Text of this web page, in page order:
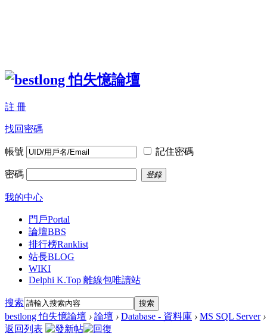
註 冊
找回密碼
帳號 記住密碼
密碼 登錄
我的中心
門戶Portal
論壇BBS
排行榜Ranklist
站長BLOG
WIKI
Delphi K.Top 離線包唯讀站
搜索 搜索
bestlong 怕失憶論壇 › 論壇 › Database - 資料庫 › MS SQL Server ›
返回列表